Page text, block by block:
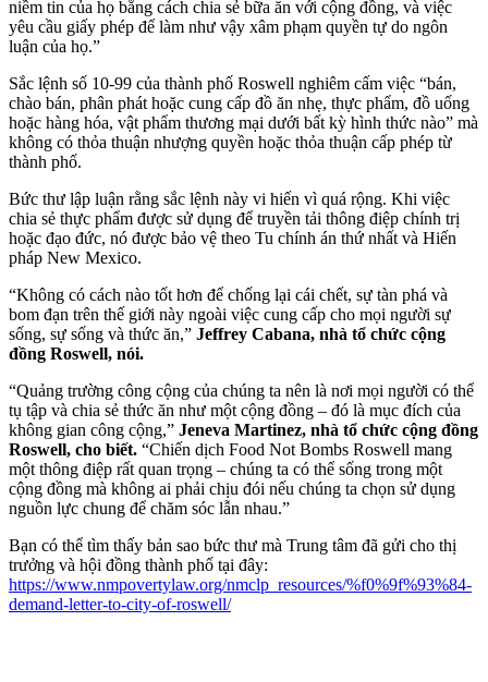
niềm tin của họ bằng cách chia sẻ bữa ăn với cộng đồng, và việc
yêu cầu giấy phép để làm như vậy xâm phạm quyền tự do ngôn
luận của họ.”
Sắc lệnh số 10-99 của thành phố Roswell nghiêm cấm việc “bán,
chào bán, phân phát hoặc cung cấp đồ ăn nhẹ, thực phẩm, đồ uống
hoặc hàng hóa, vật phẩm thương mại dưới bất kỳ hình thức nào” mà
không có thỏa thuận nhượng quyền hoặc thỏa thuận cấp phép từ
thành phố.
Bức thư lập luận rằng sắc lệnh này vi hiến vì quá rộng. Khi việc
chia sẻ thực phẩm được sử dụng để truyền tải thông điệp chính trị
hoặc đạo đức, nó được bảo vệ theo Tu chính án thứ nhất và Hiến
pháp New Mexico.
“Không có cách nào tốt hơn để chống lại cái chết, sự tàn phá và
bom đạn trên thế giới này ngoài việc cung cấp cho mọi người sự
sống, sự sống và thức ăn,” Jeffrey Cabana, nhà tổ chức cộng
đồng Roswell, nói.
“Quảng trường công cộng của chúng ta nên là nơi mọi người có thể
tụ tập và chia sẻ thức ăn như một cộng đồng – đó là mục đích của
không gian công cộng,” Jeneva Martinez, nhà tổ chức cộng đồng
Roswell, cho biết. “Chiến dịch Food Not Bombs Roswell mang
một thông điệp rất quan trọng – chúng ta có thể sống trong một
cộng đồng mà không ai phải chịu đói nếu chúng ta chọn sử dụng
nguồn lực chung để chăm sóc lẫn nhau.”
Bạn có thể tìm thấy bản sao bức thư mà Trung tâm đã gửi cho thị
trưởng và hội đồng thành phố tại đây:
https://www.nmpovertylaw.org/nmclp_resources/%f0%9f%93%84-
demand-letter-to-city-of-roswell/